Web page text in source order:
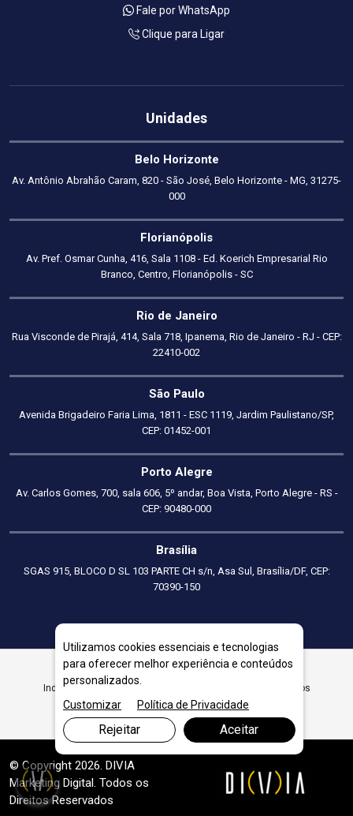
Fale por WhatsApp
Clique para Ligar
Unidades
Belo Horizonte
Av. Antônio Abrahão Caram, 820 - São José, Belo Horizonte - MG, 31275-
000
Florianópolis
Av. Pref. Osmar Cunha, 416, Sala 1108 - Ed. Koerich Empresarial Rio
Branco, Centro, Florianópolis - SC
Rio de Janeiro
Rua Visconde de Pirajá, 414, Sala 718, Ipanema, Rio de Janeiro - RJ - CEP:
22410-002
São Paulo
Avenida Brigadeiro Faria Lima, 1811 - ESC 1119, Jardim Paulistano/SP,
CEP: 01452-001
Porto Alegre
Av. Carlos Gomes, 700, sala 606, 5º andar, Boa Vista, Porto Alegre - RS -
CEP: 90480-000
Brasília
SGAS 915, BLOCO D SL 103 PARTE CH s/n, Asa Sul, Brasília/DF, CEP:
70390-150
Indicadores financeiros essenciais para melhorar resultados
© Copyright 2026. DIVIA
Marketing Digital. Todos os
Direitos Reservados
Utilizamos cookies essenciais e tecnologias
para oferecer melhor experiência e conteúdos
personalizados.
Customizar
Política de Privacidade
Rejeitar Aceitar